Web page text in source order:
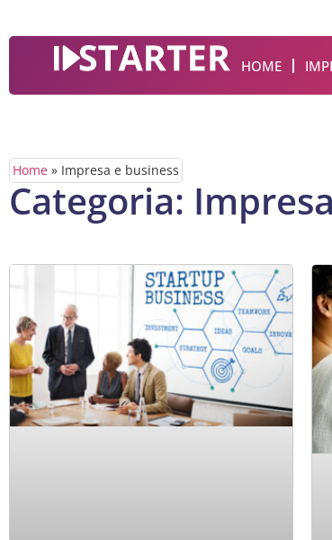
HOME
Home » Impresa e business
Categoria: